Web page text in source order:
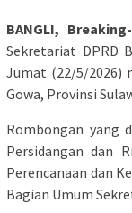
BANGLI,
Sekretariat DPRD
Jumat (22/5/2026)
Gowa, Provinsi
Rombongan yang
Persidangan dan
Perencanaan dan
Bagian Umum